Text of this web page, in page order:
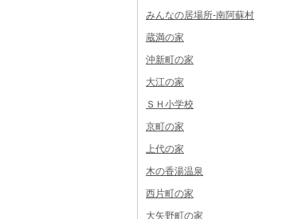
みんなの居場所-南阿蘇村
蔵満の家
沖新町の家
大江の家
ＳＨ小学校
京町の家
上代の家
木の香湯温泉
西片町の家
大矢野町の家